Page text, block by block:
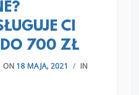
CI
700 ZŁ
ON 18 MAJA, 2021 / IN